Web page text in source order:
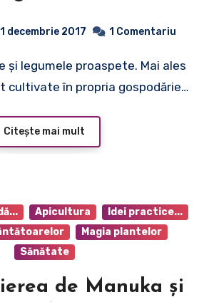
decembrie 2017 1 Comentariu
cultivate în propria gospodărie…
Citește mai mult
Apicultura
Idei practice...
Magia plantelor
Sănătate
de Manuka și